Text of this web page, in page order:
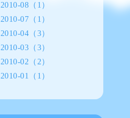
2010-08（1）
2010-07（1）
2010-04（3）
2010-03（3）
2010-02（2）
2010-01（1）